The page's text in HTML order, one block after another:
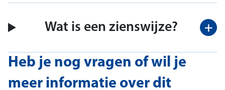
Wat is een zienswijze?
Heb je nog vragen of wil je
meer informatie over dit